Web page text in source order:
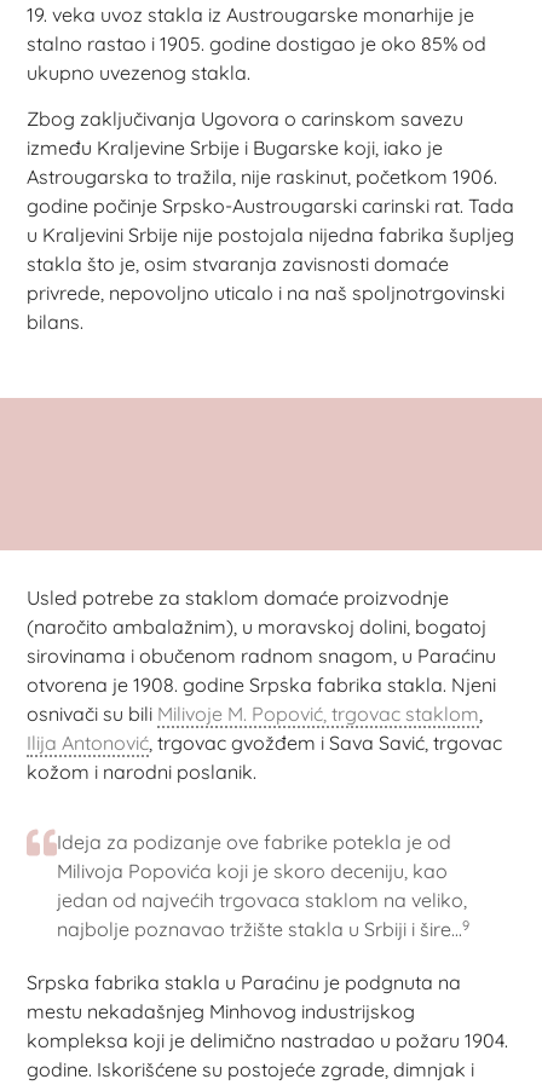
19. veka uvoz stakla iz Austrougarske monarhije je
stalno rastao i 1905. godine dostigao je oko 85% od
ukupno uvezenog stakla.
Zbog zaključivanja Ugovora o carinskom savezu
između Kraljevine Srbije i Bugarske koji, iako je
Astrougarska to tražila, nije raskinut, početkom 1906.
godine počinje Srpsko-Austrougarski carinski rat. Tada
u Kraljevini Srbije nije postojala nijedna fabrika šupljeg
stakla što je, osim stvaranja zavisnosti domaće
privrede, nepovoljno uticalo i na naš spoljnotrgovinski
bilans.
Usled potrebe za staklom domaće proizvodnje
(naročito ambalažnim), u moravskoj dolini, bogatoj
sirovinama i obučenom radnom snagom, u Paraćinu
otvorena je 1908. godine Srpska fabrika stakla. Njeni
osnivači su bili Milivoje M. Popović, trgovac staklom,
Ilija Antonović, trgovac gvožđem i Sava Savić, trgovac
kožom i narodni poslanik.
Ideja za podizanje ove fabrike potekla je od
Milivoja Popovića koji je skoro deceniju, kao
jedan od najvećih trgovaca staklom na veliko,
najbolje poznavao tržište stakla u Srbiji i šire...9
Srpska fabrika stakla u Paraćinu je podgnuta na
mestu nekadašnjeg Minhovog industrijskog
kompleksa koji je delimično nastradao u požaru 1904.
godine. Iskorišćene su postojeće zgrade, dimnjak i